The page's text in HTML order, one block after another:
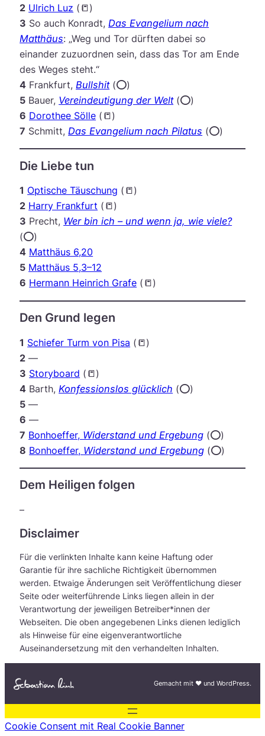
2 Ulrich Luz (📒)
3 So auch Konradt,Das Evangelium nach
Matthäus: „Weg und Tor dürften dabei so
einander zuzuordnen sein, dass das Tor am Ende
des Weges steht.“
4 Frankfurt,Bullshit(⭕️)
5 Bauer, Vereindeutigung der Welt(⭕️)
6 Dorothee Sölle (📒)
7 Schmitt,Das Evangelium nach Pilatus (⭕️)
Die Liebe tun
1 Optische Täuschung (📒)
2 Harry Frankfurt (📒)
3 Precht, Wer bin ich – und wenn ja, wie viele?
(⭕️)
4 Matthäus 6,20
5 Matthäus 5,3–12
6 Hermann Heinrich Grafe (📒)
Den Grund legen
1 Schiefer Turm von Pisa (📒)
2 —
3 Storyboard (📒)
4 Barth, Konfessionslos glücklich (⭕️)
5 —
6 —
7 Bonhoeffer, Widerstand und Ergebung (⭕️)
8 Bonhoeffer, Widerstand und Ergebung (⭕️)
Dem Heiligen folgen
–
Disclaimer
Für die verlinkten Inhalte kann keine Haftung oder
Garantie für ihre sachliche Richtigkeit übernommen
werden. Etwaige Änderungen seit Veröffentlichung dieser
Seite oder weiterführende Links liegen allein in der
Verantwortung der jeweiligen Betreiber*innen der
Webseiten. Die oben angegebenen Links dienen lediglich
als Hinweise für eine eigenverantwortliche
Auseinandersetzung mit den verhandelten Inhalten.
Gemacht mit ♥︎ und WordPress.
Cookie Consent mit Real Cookie Banner